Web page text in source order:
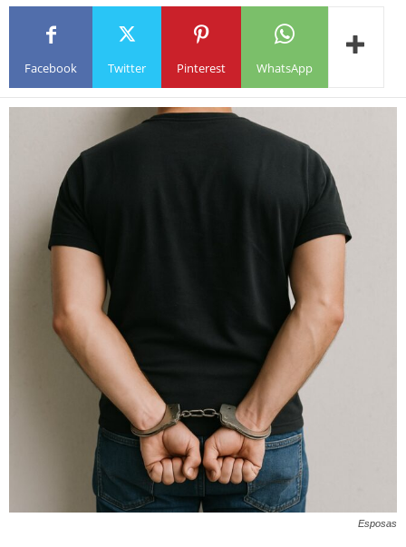
Facebook Twitter Pinterest WhatsApp
Esposas